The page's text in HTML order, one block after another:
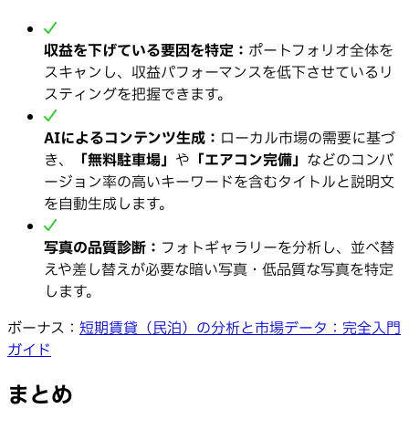
収益を下げている要因を特定： ポートフォリオ全体を
スキャンし、収益パフォーマンスを低下させているリ
スティングを把握できます。
AIによるコンテンツ生成： ローカル市場の需要に基づ
き、
「無料駐車場」 や 「エアコン完備」 などのコンバ
ージョン率の高いキーワードを含むタイトルと説明文
を自動生成します。
写真の品質診断： フォトギャラリーを分析し、並べ替
えや差し替えが必要な暗い写真・低品質な写真を特定
します。
ボーナス： 短期賃貸（民泊）の分析と市場データ：完全入門
ガイド
まとめ